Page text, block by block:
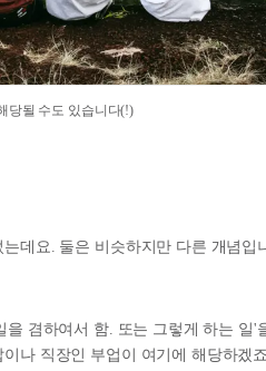
당될 수도 있습니다(!)
데요. 둘은 비슷하지만 다른 개념입
을 겸하여서 함. 또는 그렇게 하는 일'
나 직장인 부업이 여기에 해당하겠